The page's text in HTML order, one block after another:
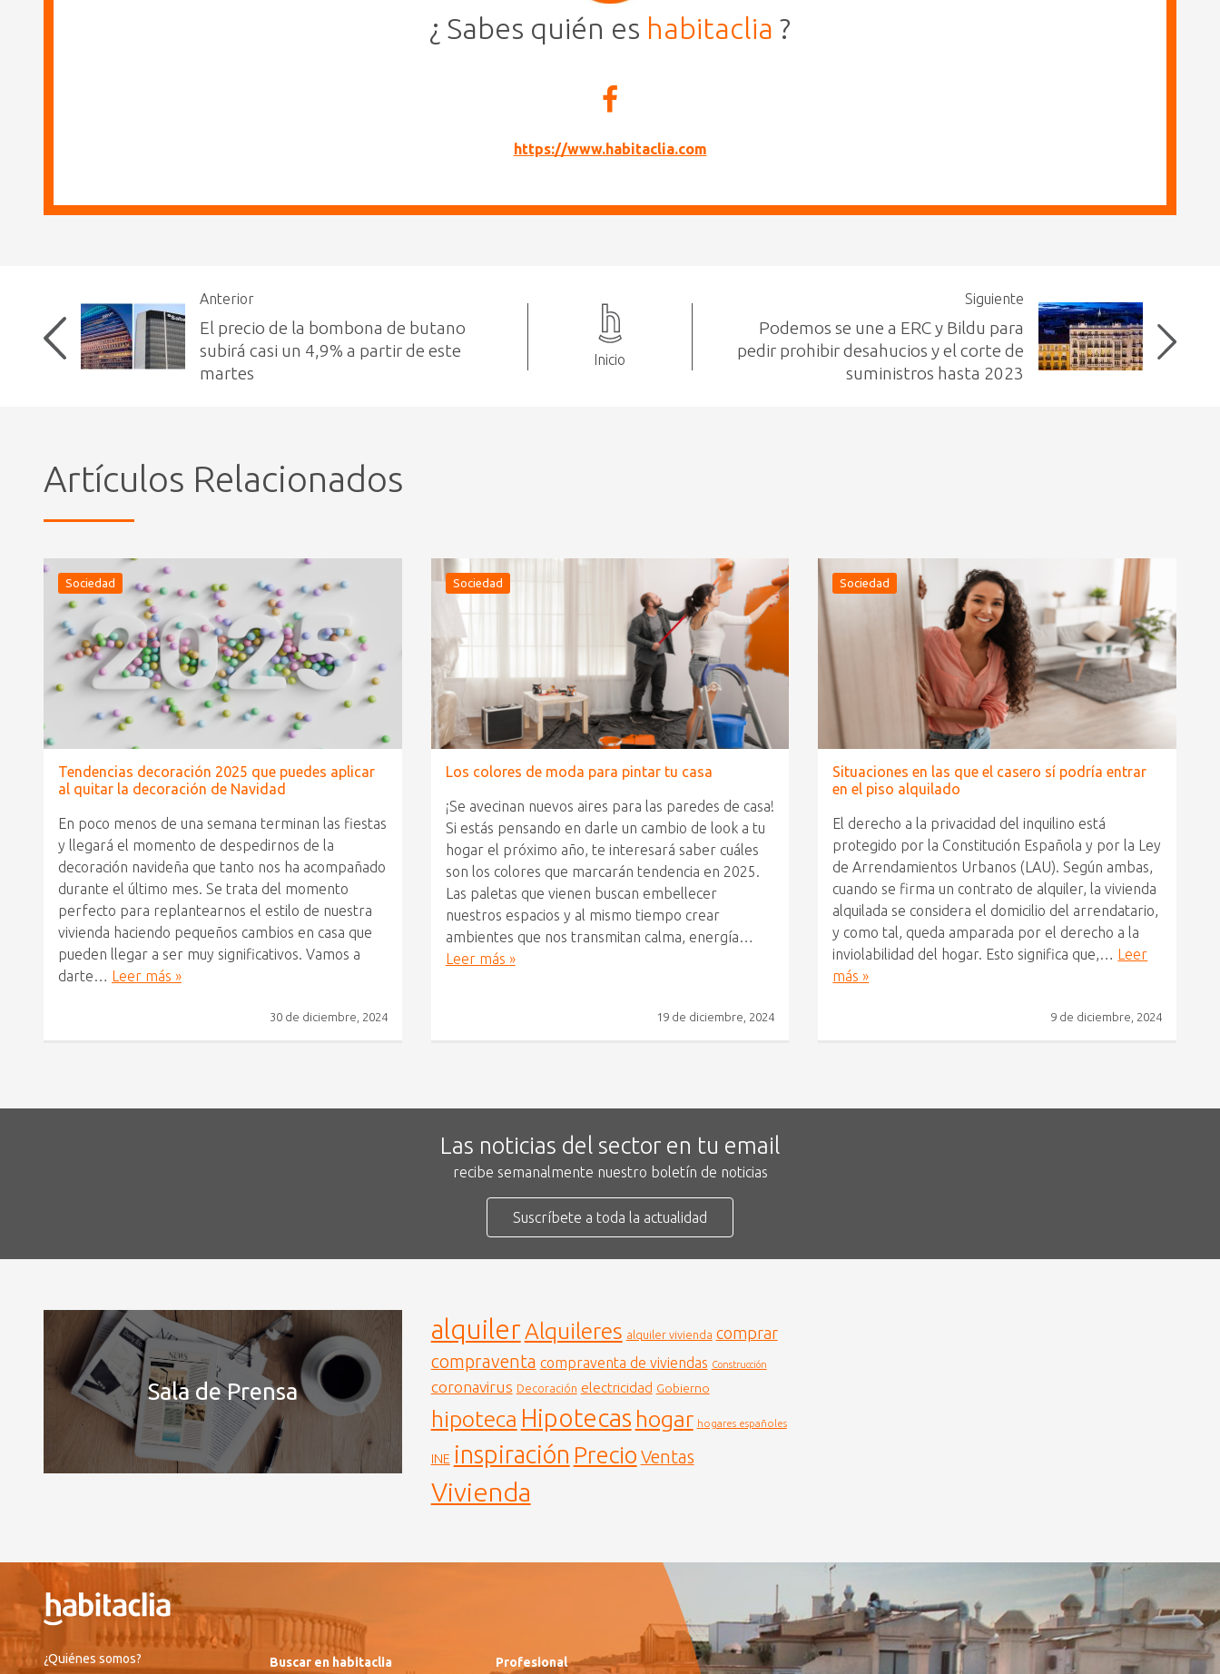
¿ Sabes quién es habitaclia ?
https://www.habitaclia.com
Anterior
El precio de la bombona de butano
subirá casi un 4,9% a partir de este
martes
Inicio
Siguiente
Podemos se une a ERC y Bildu para
pedir prohibir desahucios y el corte de
suministros hasta 2023
Artículos Relacionados
Sociedad
Tendencias decoración 2025 que puedes aplicar
al quitar la decoración de Navidad
En poco menos de una semana terminan las fiestas
y llegará el momento de despedirnos de la
decoración navideña que tanto nos ha acompañado
durante el último mes. Se trata del momento
perfecto para replantearnos el estilo de nuestra
vivienda haciendo pequeños cambios en casa que
pueden llegar a ser muy significativos. Vamos a
darte… Leer más »
30 de diciembre, 2024
Sociedad
Los colores de moda para pintar tu casa
¡Se avecinan nuevos aires para las paredes de casa!
Si estás pensando en darle un cambio de look a tu
hogar el próximo año, te interesará saber cuáles
son los colores que marcarán tendencia en 2025.
Las paletas que vienen buscan embellecer
nuestros espacios y al mismo tiempo crear
ambientes que nos transmitan calma, energía…
Leer más »
19 de diciembre, 2024
Sociedad
Situaciones en las que el casero sí podría entrar
en el piso alquilado
El derecho a la privacidad del inquilino está
protegido por la Constitución Española y por la Ley
de Arrendamientos Urbanos (LAU). Según ambas,
cuando se firma un contrato de alquiler, la vivienda
alquilada se considera el domicilio del arrendatario,
y como tal, queda amparada por el derecho a la
inviolabilidad del hogar. Esto significa que,… Leer
más »
9 de diciembre, 2024
Las noticias del sector en tu email
recibe semanalmente nuestro boletín de noticias
Suscríbete a toda la actualidad
Sala de Prensa
alquilerAlquileres alquiler vivienda comprar
compraventa compraventa de viviendas Construcción
coronavirus Decoración electricidad Gobierno
hipoteca Hipotecas hogar hogares españoles
INE inspiración Precio Ventas
Vivienda
¿Quiénes somos? Buscar en habitaclia Profesional